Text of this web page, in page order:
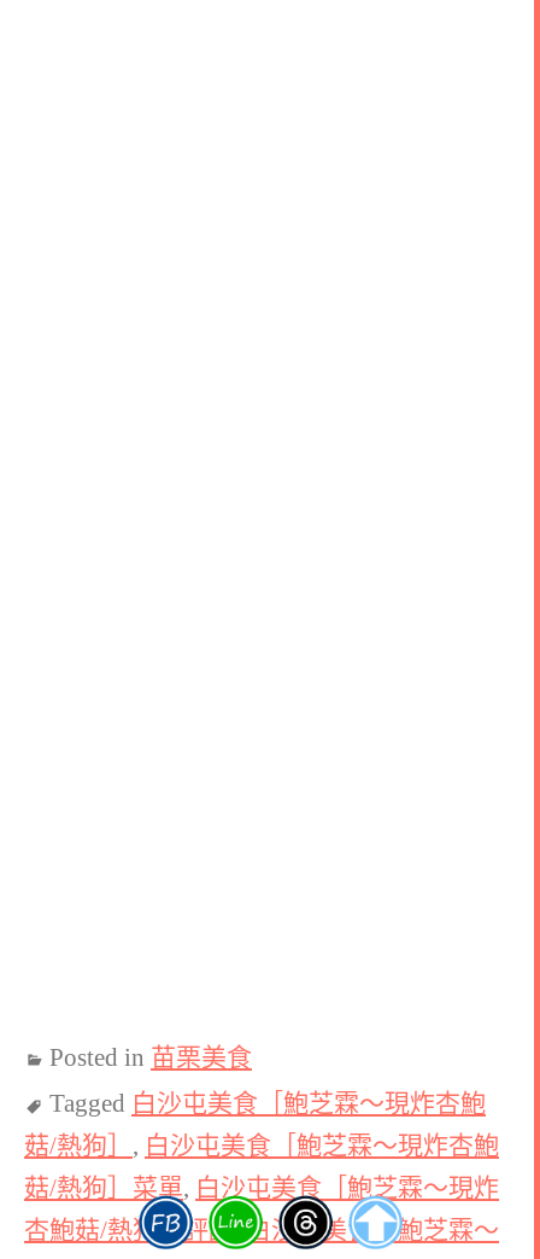
Posted in 苗栗美食
Tagged 白沙屯美食［鮑芝霖～現炸杏鮑
菇/熱狗］ , 白沙屯美食［鮑芝霖～現炸杏鮑
菇/熱狗］菜單, 白沙屯美食［鮑芝霖～現炸
杏鮑菇/熱狗］評論,白沙屯美食［鮑芝霖～